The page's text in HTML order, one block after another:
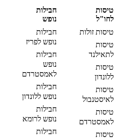
טיסות
לחו"ל
טיסות זולות
טיסות
לתאילנד
טיסות
ללונדון
טיסות
לאיסטנבול
טיסות
לאמסטרדם
טיסות
חבילות
נופש
חבילות
נופש לפריז
חבילות
נופש
לאמסטרדם
חבילות
נופש ללונדון
חבילות
נופש לרומא
חבילות